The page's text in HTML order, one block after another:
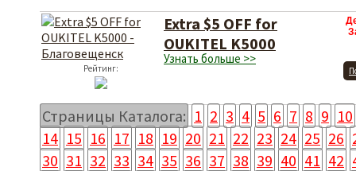
Рейтинг:
Extra $5 OFF for
OUKITEL K5000
Узнать больше >>
Страницы Каталога: 1 2 3 4 5 6 7 8 9 10
14 15 16 17 18 19 20 21 22 23 24 25 26
30 31 32 33 34 35 36 37 38 39 40 41 42